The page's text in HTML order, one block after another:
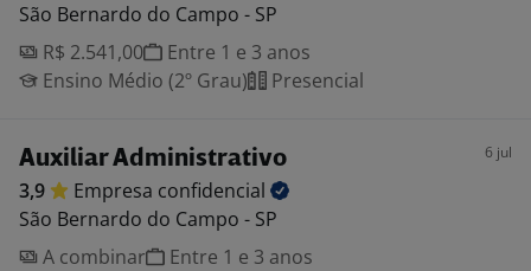
São Bernardo do Campo - SP
R$ 2.541,00
Entre 1 e 3 anos
Ensino Médio (2º Grau)
Presencial
Auxiliar Administrativo 6 jul
3,9 Empresa confidencial
São Bernardo do Campo - SP
A combinar
Entre 1 e 3 anos